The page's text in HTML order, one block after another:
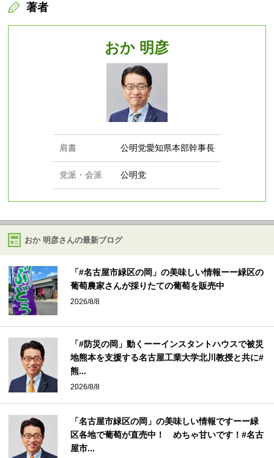
著者
おか 明彦
肩書 公明党愛知県本部幹事長
党派・会派 公明党
おか 明彦さんの最新ブログ
「#名古屋市緑区の岡」の美味しい情報ーー緑区の
葡萄農家さんが採りたての葡萄を販売中
2026/8/8
「#防災の岡」動くーーインスタントハウスで被災
地熊本を支援する名古屋工業大学北川教授と共に#
熊...
2026/8/8
「名古屋市緑区の岡」の美味しい情報ですーー緑
区各地で葡萄が直売中！ めちゃ甘いです！#名古
屋市...